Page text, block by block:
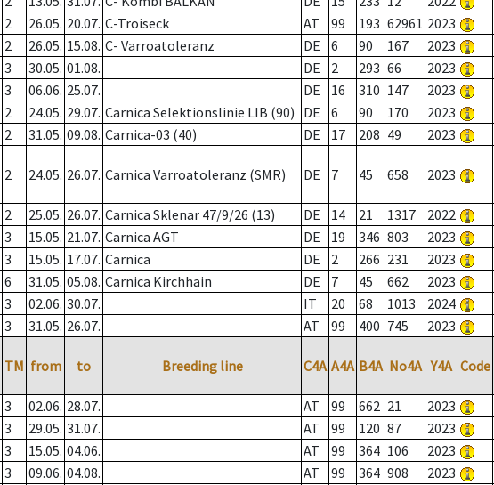
2 26.05. 20.07. C-Troiseck AT 99 193 62961 2023
2 26.05. 15.08. C- Varroatoleranz DE 6 90 167 2023
3 30.05. 01.08. DE 2 293 66 2023
3 06.06. 25.07. DE 16 310 147 2023
2 24.05. 29.07. Carnica Selektionslinie LIB (90) DE 6 90 170 2023
2 31.05. 09.08. Carnica-03 (40) DE 17 208 49 2023
2 24.05. 26.07. Carnica Varroatoleranz (SMR) DE 7 45 658 2023
2 25.05. 26.07. Carnica Sklenar 47/9/26 (13) DE 14 21 1317 2022
3 15.05. 21.07. Carnica AGT DE 19 346 803 2023
3 15.05. 17.07. Carnica DE 2 266 231 2023
6 31.05. 05.08. Carnica Kirchhain DE 7 45 662 2023
3 02.06. 30.07. IT 20 68 1013 2024
3 31.05. 26.07. AT 99 400 745 2023
TM from to Breeding line C4A A4A B4A No4A Y4A Code
3 02.06. 28.07. AT 99 662 21 2023
3 29.05. 31.07. AT 99 120 87 2023
3 15.05. 04.06. AT 99 364 106 2023
3 09.06. 04.08. AT 99 364 908 2023